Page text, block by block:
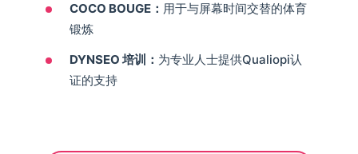
COCO BOUGE： 用于与屏幕时间交替的体育
锻炼
DYNSEO 培训： 为专业人士提供Qualiopi认
证的支持